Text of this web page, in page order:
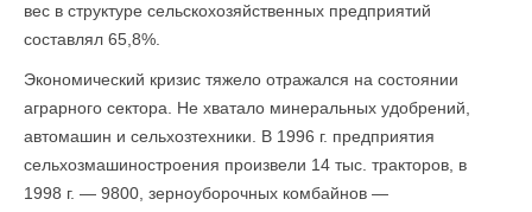
вес в структуре сельскохозяйственных предприятий
составлял 65,8%.
Экономический кризис тяжело отражался на состоянии
аграрного сектора. Не хватало минеральных удобрений,
автомашин и сельхозтехники. В 1996 г. предприятия
сельхозмашиностроения произвели 14 тыс. тракторов, в
1998 г. — 9800, зерноуборочных комбайнов —